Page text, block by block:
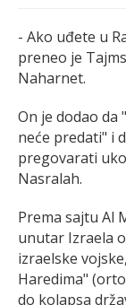
- Ako uđete u
preneo je
Naharnet.
On je dodao da
neće predati" i
pregovarati
Nasralah.
Prema sajtu Al
unutar Izraela
izraelske
Haredima"
do kolapsa